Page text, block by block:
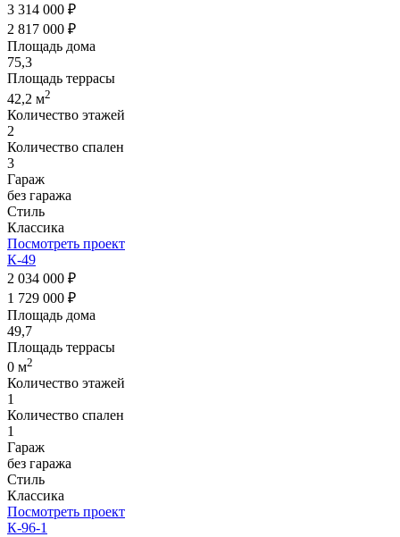
3 314 000 ₽
2 817 000 ₽
Площадь дома
75,3
Площадь террасы
42,2 м2
Количество этажей
2
Количество спален
3
Гараж
без гаража
Стиль
Классика
Посмотреть проект
К-49
2 034 000 ₽
1 729 000 ₽
Площадь дома
49,7
Площадь террасы
0 м2
Количество этажей
1
Количество спален
1
Гараж
без гаража
Стиль
Классика
Посмотреть проект
К-96-1